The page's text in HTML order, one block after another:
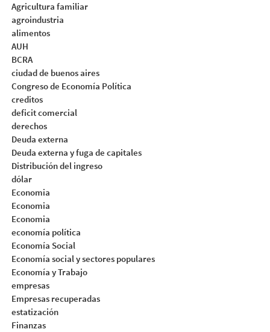
Agricultura familiar
agroindustria
alimentos
AUH
BCRA
ciudad de buenos aires
Congreso de Economía Política
creditos
deficit comercial
derechos
Deuda externa
Deuda externa y fuga de capitales
Distribución del ingreso
dólar
Economia
Economia
Economia
economía política
Economía Social
Economía social y sectores populares
Economía y Trabajo
empresas
Empresas recuperadas
estatización
Finanzas